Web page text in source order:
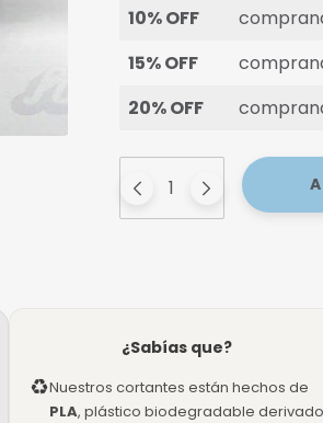
10% OFF
15% OFF
20% OFF
¿Sabías que?
♻Nuestros cortantes están hechos de
PLA, plástico biodegradable derivado